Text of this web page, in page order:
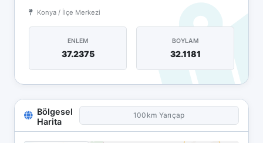
Konya / İlçe Merkezi
ENLEM
37.2375
BOYLAM
32.1181
Bölgesel
Harita
100km Yarıçap